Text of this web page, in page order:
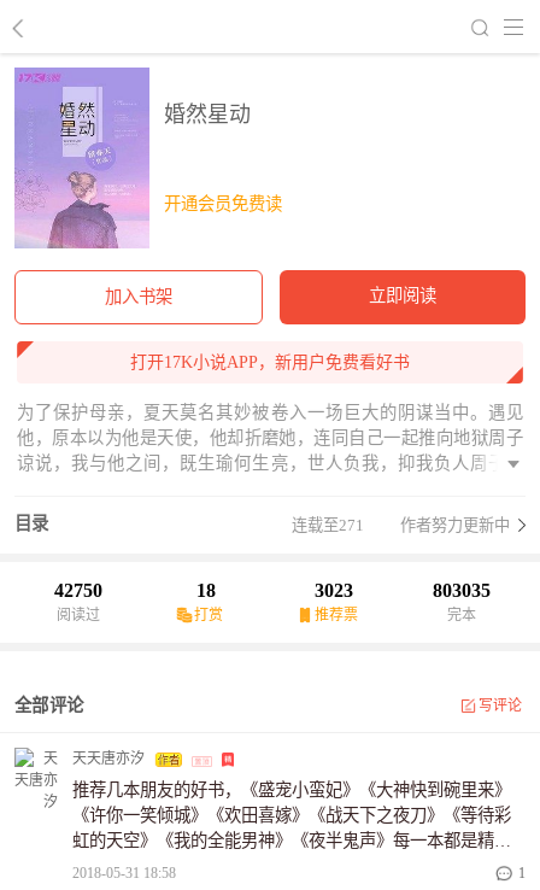
婚然星动
开通会员免费读
加入书架 立即阅读
打开17K小说APP，新用户免费看好书
为了保护母亲，夏天莫名其妙被卷入一场巨大的阴谋当中。遇见
他，原本以为他是天使，他却折磨她，连同自己一起推向地狱周子
谅说，我与他之间，既生瑜何生亮，世人负我，抑我负人周子瑜
又在不知不觉中失了真心
目录 连载至271 作者努力更新中
42750
阅读过
18
打赏
3023
推荐票
803035
完本
全部评论 写评论
天天唐亦汐
推荐几本朋友的好书，《盛宠小蛮妃》《大神快到碗里来》
《许你一笑倾城》《欢田喜嫁》《战天下之夜刀》《等待彩
虹的天空》《我的全能男神》《夜半鬼声》每一本都是精选
好书，值得一看，大家多多支持～
2018-05-31 18:58 1